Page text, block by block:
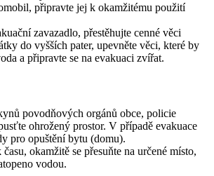
připravte jej k okamžitému použití
zavazadlo, přestěhujte cenné věci
do vyšších pater, upevněte věci, které by
a připravte se na evakuaci zvířat.
povodňových orgánů obce, policie
ohrožený prostor. V případě evakuace
pro opuštění bytu (domu).
času, okamžitě se přesuňte na určené místo,
vodou.